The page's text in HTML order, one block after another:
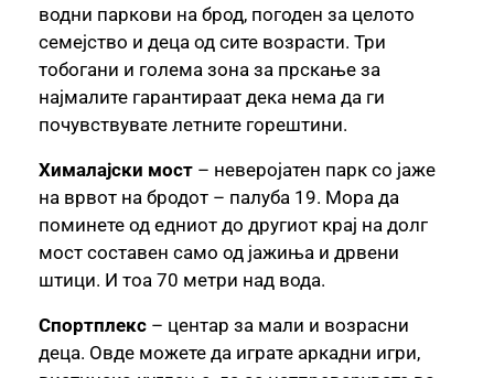
водни паркови на брод, погоден за целото
семејство и деца од сите возрасти. Три
тобогани и голема зона за прскање за
најмалите гарантираат дека нема да ги
почувствувате летните горештини.
Хималајски мост – неверојатен парк со јаже
на врвот на бродот – палуба 19. Мора да
поминете од едниот до другиот крај на долг
мост составен само од јажиња и дрвени
штици. И тоа 70 метри над вода.
Спортплекс – центар за мали и возрасни
деца. Овде можете да играте аркадни игри,